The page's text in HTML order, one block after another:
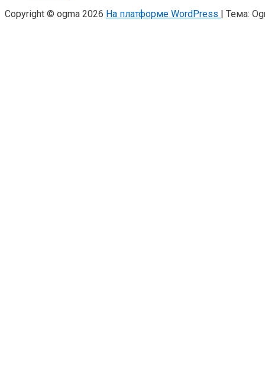
Copyright © ogma 2026 На платформе WordPress Тема: